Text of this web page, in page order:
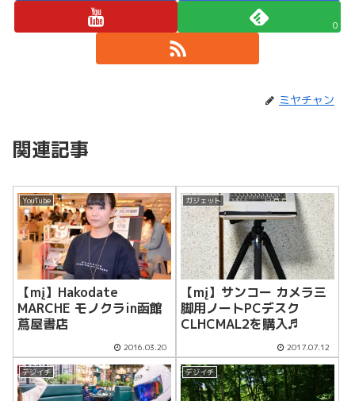
0
ミヤチャン
関連記事
YouTube
【mį】Hakodate
MARCHE モノクラin函館
蔦屋書店
2016.03.20
ガジェット
【mį】サンコー カメラ三
脚用ノートPCデスク
CLHCMAL2を購入♬
2017.07.12
デジイチ デジイチ